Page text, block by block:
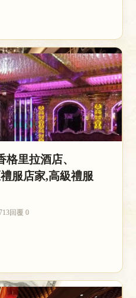
里拉酒店、
服店家,高級禮服
回覆 0